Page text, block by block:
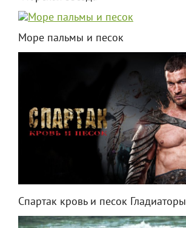
Море пальмы и песок
Спартак кровь и песок Гладиаторы